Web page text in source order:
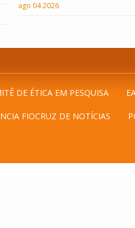
ago 04 2026
DE ÉTICA EM PESQUISA
FIOCRUZ DE NOTÍCIAS